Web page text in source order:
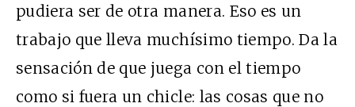
pudiera ser de otra manera. Eso es un
trabajo que lleva muchísimo tiempo. Da la
sensación de que juega con el tiempo
como si fuera un chicle: las cosas que no